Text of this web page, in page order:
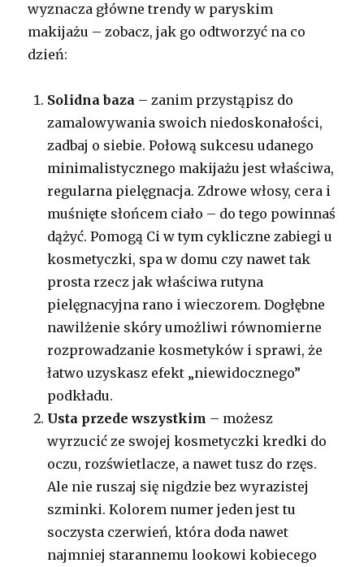
wyznacza główne trendy w paryskim
makijażu – zobacz, jak go odtworzyć na co
dzień:
Solidna baza – zanim przystąpisz do
zamalowywania swoich niedoskonałości,
zadbaj o siebie. Połową sukcesu udanego
minimalistycznego makijażu jest właściwa,
regularna pielęgnacja. Zdrowe włosy, cera i
muśnięte słońcem ciało – do tego powinnaś
dążyć. Pomogą Ci w tym cykliczne zabiegi u
kosmetyczki, spa w domu czy nawet tak
prosta rzecz jak właściwa rutyna
pielęgnacyjna rano i wieczorem. Dogłębne
nawilżenie skóry umożliwi równomierne
rozprowadzanie kosmetyków i sprawi, że
łatwo uzyskasz efekt „niewidocznego”
podkładu.
Usta przede wszystkim – możesz
wyrzucić ze swojej kosmetyczki kredki do
oczu, rozświetlacze, a nawet tusz do rzęs.
Ale nie ruszaj się nigdzie bez wyrazistej
szminki. Kolorem numer jeden jest tu
soczysta czerwień, która doda nawet
najmniej starannemu lookowi kobiecego